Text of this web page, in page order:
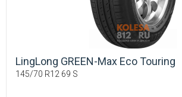
LingLong GREEN-Max Eco Touring
145/70 R12 69 S